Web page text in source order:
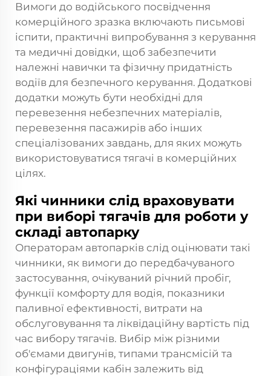
Вимоги до водійського посвідчення
комерційного зразка включають письмові
іспити, практичні випробування з керування
та медичні довідки, щоб забезпечити
належні навички та фізичну придатність
водіїв для безпечного керування. Додаткові
додатки можуть бути необхідні для
перевезення небезпечних матеріалів,
перевезення пасажирів або інших
спеціалізованих завдань, для яких можуть
використовуватися тягачі в комерційних
цілях.
Які чинники слід враховувати
при виборі тягачів для роботи у
складі автопарку
Операторам автопарків слід оцінювати такі
чинники, як вимоги до передбачуваного
застосування, очікуваний річний пробіг,
функції комфорту для водія, показники
паливної ефективності, витрати на
обслуговування та ліквідаційну вартість під
час вибору тягачів. Вибір між різними
об'ємами двигунів, типами трансмісій та
конфігураціями кабін залежить від